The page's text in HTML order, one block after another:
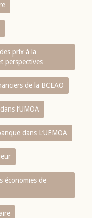
prix à la
perspectives
de la BCEAO
l‘UMOA
dans L‘UEMOA
économies de